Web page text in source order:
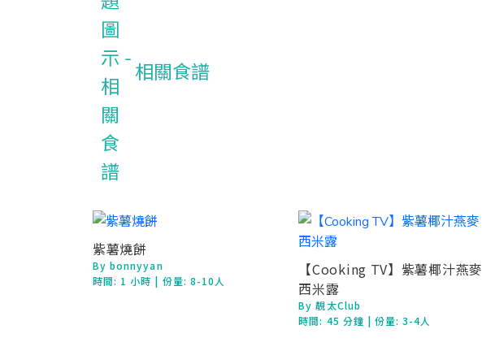
相關食譜
紫薯燒餅
By bonnyyan
時間: 1 小時 | 份量: 8-10人
【Cooking TV】紫薯椰汁燕麥
西米露
By 靚太Club
時間: 45 分鐘 | 份量: 3-4人